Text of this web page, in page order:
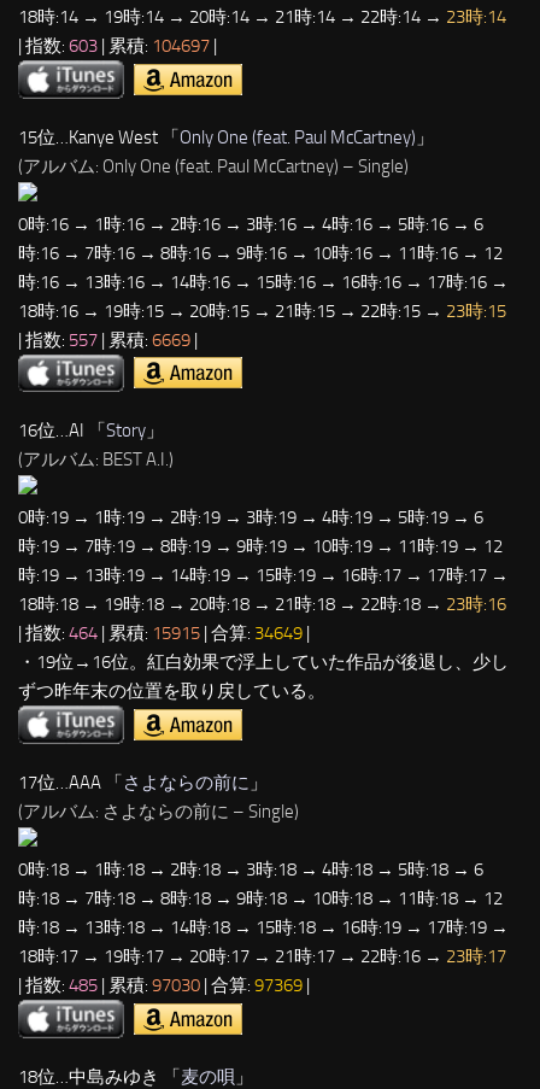
18時:14 → 19時:14 → 20時:14 → 21時:14 → 22時:14 → 23時:14
| 指数: 603 | 累積: 104697 |
15位…Kanye West 「Only One (feat. Paul McCartney) 」
(アルバム: Only One (feat. Paul McCartney) – Single)
0時:16 → 1時:16 → 2時:16 → 3時:16 → 4時:16 → 5時:16 → 6
時:16 → 7時:16 → 8時:16 → 9時:16 → 10時:16 → 11時:16 → 12
時:16 → 13時:16 → 14時:16 → 15時:16 → 16時:16 → 17時:16 →
18時:16 → 19時:15 → 20時:15 → 21時:15 → 22時:15 → 23時:15
| 指数: 557 | 累積: 6669 |
16位…AI 「 Story 」
(アルバム: BEST A.I.)
0時:19 → 1時:19 → 2時:19 → 3時:19 → 4時:19 → 5時:19 → 6
時:19 → 7時:19 → 8時:19 → 9時:19 → 10時:19 → 11時:19 → 12
時:19 → 13時:19 → 14時:19 → 15時:19 → 16時:17 → 17時:17 →
18時:18 → 19時:18 → 20時:18 → 21時:18 → 22時:18 → 23時:16
| 指数: 464 | 累積: 15915 | 合算: 34649
・19位→16位。紅白効果で浮上していた作品が後退し、少し
ずつ昨年末の位置を取り戻している。
17位…AAA 「さよならの前に 」
(アルバム: さよならの前に – Single)
0時:18 → 1時:18 → 2時:18 → 3時:18 → 4時:18 → 5時:18 → 6
時:18 → 7時:18 → 8時:18 → 9時:18 → 10時:18 → 11時:18 → 12
時:18 → 13時:18 → 14時:18 → 15時:18 → 16時:19 → 17時:19 →
18時:17 → 19時:17 → 20時:17 → 21時:17 → 22時:16 → 23時:17
| 指数: 485 | 累積: 97030 | 合算: 97369 |
18位…中島みゆき 「麦の唄 」